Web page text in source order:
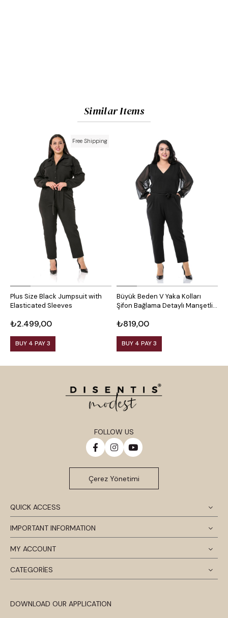
Similar Items
Plus Size Black Jumpsuit with
Elasticated Sleeves
₺2.499,00
BUY 4 PAY 3
Free Shipping
Büyük Beden V Yaka Kolları
Şifon Bağlama Detaylı Manşetli
₺819,00
BUY 4 PAY 3
QUICK ACCESS
IMPORTANT INFORMATION
MY ACCOUNT
CATEGORİES
DOWNLOAD OUR APPLICATION
FOLLOW US
Çerez Yönetimi